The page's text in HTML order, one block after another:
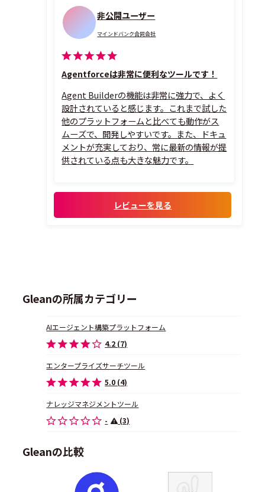
非公開ユーザー
マインドバンク合同会社
Agentforceは非常に便利なツールです！
Agent Builderの機能は非常に強力で、よく
設計されていると感じます。これまで試した
他のプラットフォームと比べても動作がス
ムーズで、開発しやすいです。また、ドキュ
メントが充実しており、常に最新の情報が提
供されている点も大きな魅力です。
レビューを見る
Gleanの所属カテゴリー
AIエージェント構築プラットフォーム
4.2 (7)
エンタープライズサーチツール
5.0 (4)
ナレッジマネジメントツール
-
(3)
Gleanの比較